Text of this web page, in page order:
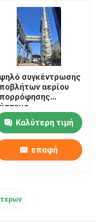
συγκέντρωσης
αερίου
ορυχείου
ασημένιο
Καλύτερη τιμή
επαφή